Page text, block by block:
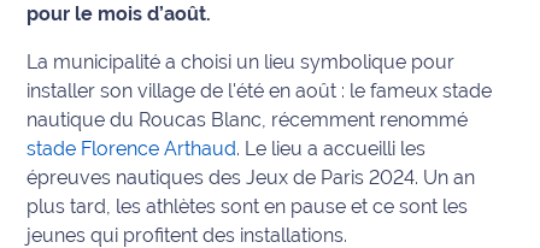
Emploi
Environnement
Info
route
pour le mois d’août.
La municipalité a choisi un lieu symbolique pour
installer son village de l'été en août : le fameux stade
nautique du Roucas Blanc, récemment renommé
stade Florence Arthaud. Le lieu a accueilli les
épreuves nautiques des Jeux de Paris 2024. Un an
plus tard, les athlètes sont en pause et ce sont les
jeunes qui profitent des installations.